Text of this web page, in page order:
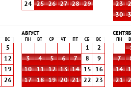
24
25 26 27 28 29
23
30
ВС
5
12
19
26
АВГУСТ
ПН ВТ СР ЧТ СБ ВС
1
2
3
4 5 6 7 8
9
10
11 12 13 14 15
16
17
18 19 20 21 22
23
ПН
7
14
21